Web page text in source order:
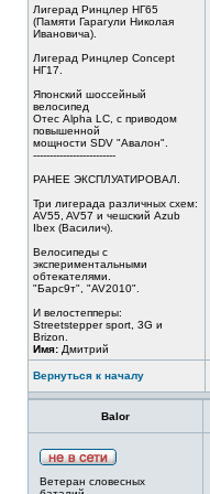
Лигерад Ринцлер НГ65
(Памяти Гарагули Николая
Ивановича).
Лигерад Ринцлер Concept
НГ17.
Японский шоссейный
велосипед
Отес Alpha LC, с приводом
повышенной
мощности SDV "Авалон".
-------------------------
РАНЕЕ ЭКСПЛУАТИРОВАЛ.
Три лигерада различных схем:
AV55, AV57 и чешский Azub
Ibex (Василич).
Велосипеды с
экспериментальными
обтекателями.
"Барс9т", "AV2010".
И велостепперы:
Streetstepper sport, 3G и
Brizon.
Имя: Дмитрий
Вернуться к началу
Balor
Ветеран словесных